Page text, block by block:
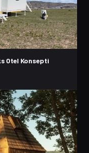
Otel Konsepti